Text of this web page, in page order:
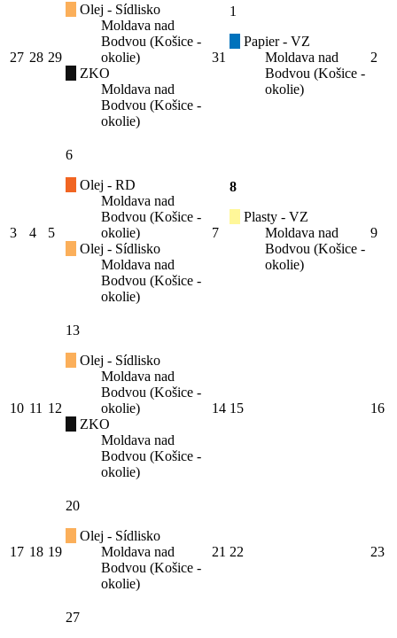
27 28 29
Olej - Sídlisko
Moldava nad
Bodvou (Košice -
okolie)
ZKO
Moldava nad
Bodvou (Košice -
okolie)
31
1
Papier - VZ
Moldava nad
Bodvou (Košice -
okolie)
2
3 4 5
6
Olej - RD
Moldava nad
Bodvou (Košice -
okolie)
Olej - Sídlisko
Moldava nad
Bodvou (Košice -
okolie)
7
8
Plasty - VZ
Moldava nad
Bodvou (Košice -
okolie)
9
10 11 12
13
Olej - Sídlisko
Moldava nad
Bodvou (Košice -
okolie)
ZKO
Moldava nad
Bodvou (Košice -
okolie)
14 15 16
17 18 19
20
Olej - Sídlisko
Moldava nad
Bodvou (Košice -
okolie)
21 22 23
27